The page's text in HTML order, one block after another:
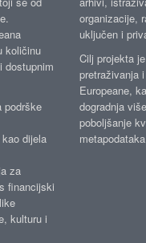
količinu
dostupnim
podrške
dijela
za
financijski
kulturu i
organizacije,
uključen i
Cilj projekta
pretraživanja
Europeane,
dogradnja
poboljšanje